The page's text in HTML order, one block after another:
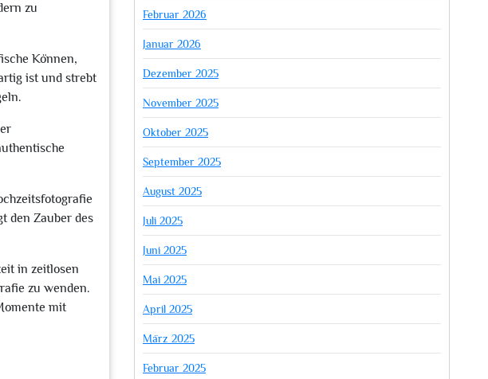
zu
Können,
ist und strebt
den Zauber des
in zeitlosen
zu wenden.
mit
Februar 2026
Januar 2026
Dezember 2025
November 2025
Oktober 2025
September 2025
August 2025
Juli 2025
Juni 2025
Mai 2025
April 2025
März 2025
Februar 2025